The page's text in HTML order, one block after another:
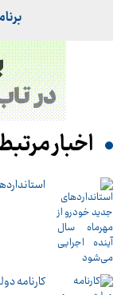
اخبار
کارنامه